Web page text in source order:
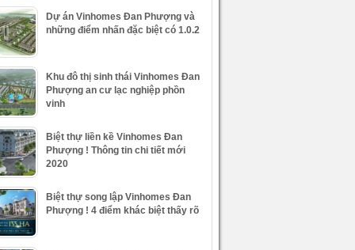
Dự án Vinhomes Đan Phượng và
những điểm nhấn đặc biệt có 1.0.2
Khu đô thị sinh thái Vinhomes Đan
Phượng an cư lạc nghiệp phồn
vinh
Biệt thự liền kề Vinhomes Đan
Phượng ! Thông tin chi tiết mới
2020
Biệt thự song lập Vinhomes Đan
Phượng ! 4 điểm khác biệt thấy rõ